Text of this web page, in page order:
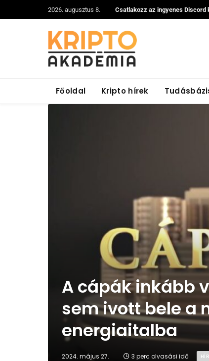
2026. augusztus 8. Csatlakozz az ingyenes Discord
Főoldal Kripto hírek
A cápák inkább
sem ivott bele a
energiaitalba
2024. május 27. 3 perc olvasási idő